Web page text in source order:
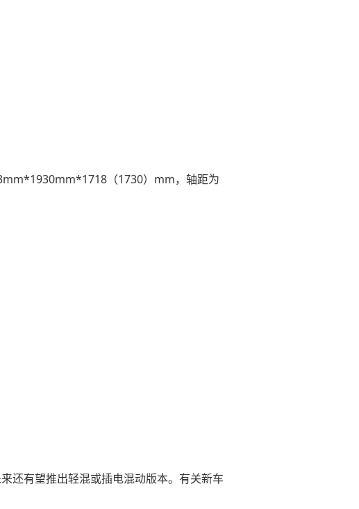
（1730）mm，轴距为
还有望推出轻混或插电混动版本。有关新车